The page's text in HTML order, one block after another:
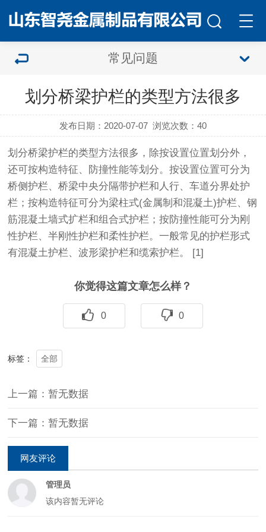
常见问题
划分桥梁护栏的类型方法很多
发布日期：2020-07-07 浏览次数：40
划分桥梁护栏的类型方法很多，除按设置位置划分外，
还可按构造特征、防撞性能等划分。按设置位置可分为
桥侧护栏、桥梁中央分隔带护栏和人行、车道分界处护
栏；按构造特征可分为梁柱式(金属制和混凝土)护栏、钢
筋混凝土墙式扩栏和组合式护栏；按防撞性能可分为刚
性护栏、半刚性护栏和柔性护栏。一般常见的护栏形式
有混凝土护栏、波形梁护栏和缆索护栏。 [1]
你觉得这篇文章怎么样？
0 0
标签： 全部
上一篇：暂无数据
下一篇：暂无数据
网友评论
管理员
该内容暂无评论